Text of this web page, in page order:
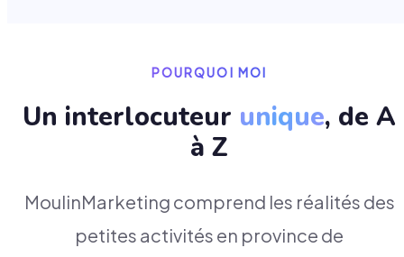
POURQUOI MOI
Un interlocuteur unique, de A
à Z
MoulinMarketing comprend les réalités des
petites activités en province de